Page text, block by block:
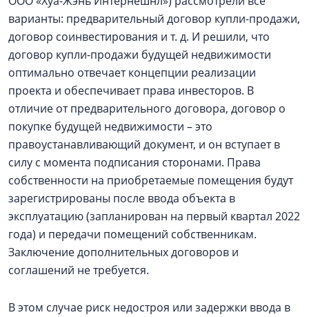
варианты: предварительный договор купли-продажи,
договор соинвестирования и т. д. И решили, что
договор купли-продажи будущей недвижимости
оптимально отвечает концепции реализации
проекта и обеспечивает права инвесторов. В
отличие от предварительного договора, договор о
покупке будущей недвижимости – это
правоустанавливающий документ, и он вступает в
силу с момента подписания сторонами. Права
собственности на приобретаемые помещения будут
зарегистрированы после ввода объекта в
эксплуатацию (запланирован на первый квартал 2022
года) и передачи помещений собственникам.
Заключение дополнительных договоров и
соглашений не требуется.
В этом случае риск недостроя или задержки ввода в